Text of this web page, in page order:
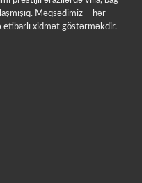
Məqsədimiz – hər
etibarlı xidmət göstərməkdir.